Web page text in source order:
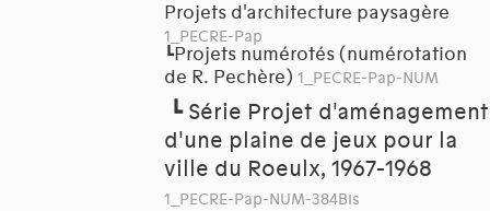
Projets d'architecture paysagère
1_PECRE-Pap
┗Projets numérotés (numérotation
de R. Pechère) 1_PECRE-Pap-NUM
┗ Série Projet d'aménagement
d'une plaine de jeux pour la
ville du Roeulx, 1967-1968
1_PECRE-Pap-NUM-384Bis